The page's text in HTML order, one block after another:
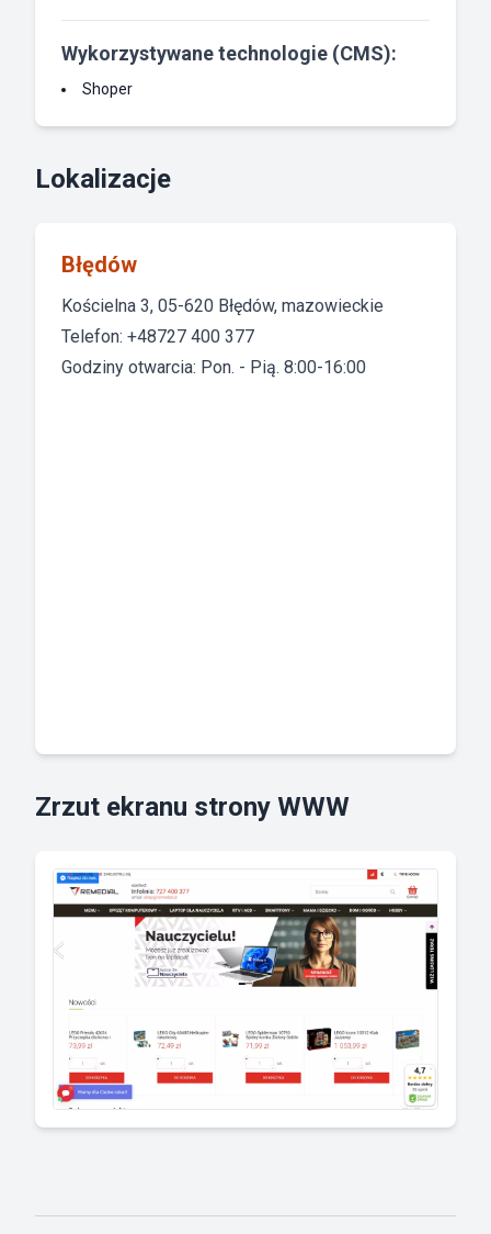
Wykorzystywane technologie (CMS):
Shoper
Lokalizacje
Błędów
Kościelna 3, 05-620 Błędów, mazowieckie
Telefon: +48727 400 377
Godziny otwarcia: Pon. - Pią. 8:00-16:00
Zrzut ekranu strony WWW